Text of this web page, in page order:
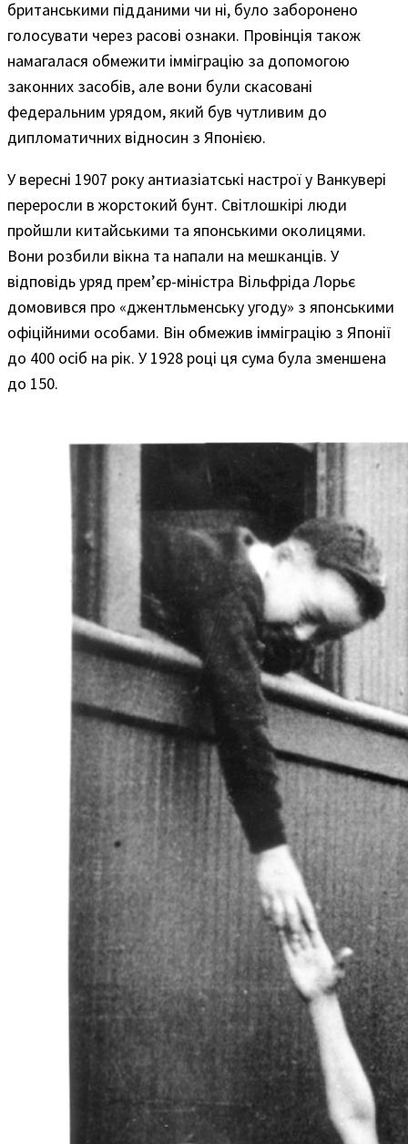
британськими підданими чи ні, було заборонено
голосувати через расові ознаки. Провінція також
намагалася обмежити імміграцію за допомогою
законних засобів, але вони були скасовані
федеральним урядом, який був чутливим до
дипломатичних відносин з Японією.
У вересні 1907 року антиазіатські настрої у Ванкувері
переросли в жорстокий бунт. Світлошкірі люди
пройшли китайськими та японськими околицями.
Вони розбили вікна та напали на мешканців. У
відповідь уряд прем’єр-міністра Вільфріда Лорьє
домовився про «джентльменську угоду» з японськими
офіційними особами. Він обмежив імміграцію з Японії
до 400 осіб на рік. У 1928 році ця сума була зменшена
до 150.